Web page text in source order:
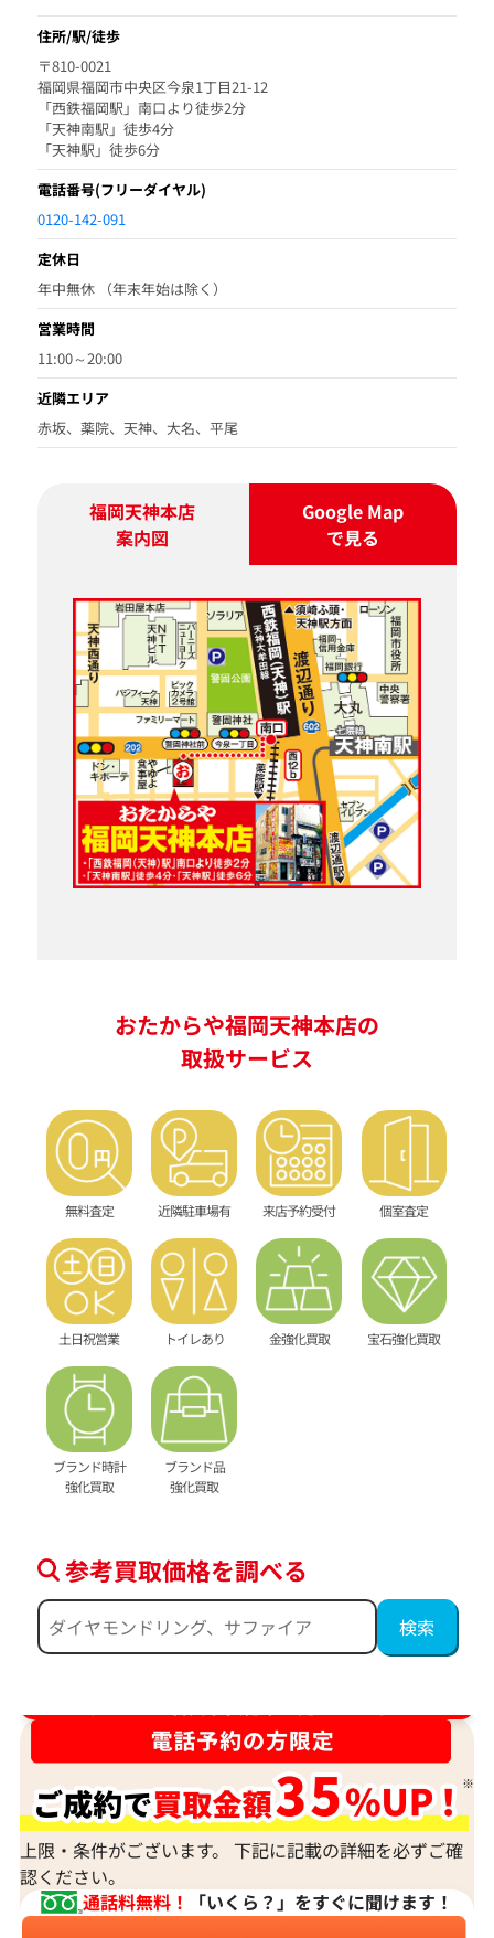
住所/駅/徒歩
〒810-0021
福岡県福岡市中央区今泉1丁目21-12
「西鉄福岡駅」南口より徒歩2分
「天神南駅」徒歩4分
「天神駅」徒歩6分
電話番号(フリーダイヤル)
0120-142-091
定休日
年中無休 （年末年始は除く）
営業時間
11:00～20:00
近隣エリア
赤坂、薬院、天神、大名、平尾
福岡天神本店
案内図
Google Map
で見る
おたからや福岡天神本店の
取扱サービス
無料査定 近隣駐車場有 来店予約受付 個室査定
土日祝営業 トイレあり 金強化買取 宝石強化買取
ブランド時計
強化買取
ブランド品
強化買取
参考買取価格を調べる
上限・条件がございます。 下記に記載の詳細を必ずご確
認ください。
通話料無料！
「いくら？」をすぐに聞けます！